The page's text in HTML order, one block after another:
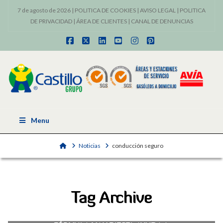
7 de agosto de 2026 | POLITICA DE COOKIES | AVISO LEGAL | POLITICA
DE PRIVACIDAD| ÁREA DE CLIENTES| CANAL DE DENUNCIAS
Facebook
X LinkedInYouTubeInstagram
Pinterest
Menu
HomeNoticias conducción seguro
Tag Archive